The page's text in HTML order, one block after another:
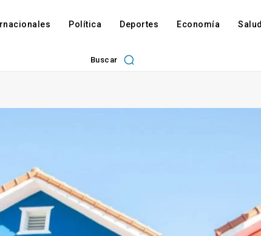
Política Deportes Economía Salud
Buscar